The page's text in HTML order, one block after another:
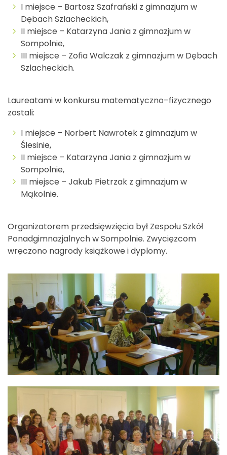
I miejsce – Bartosz Szafrański z gimnazjum w
Dębach Szlacheckich,
II miejsce – Katarzyna Jania z gimnazjum w
Sompolnie,
III miejsce – Zofia Walczak z gimnazjum w Dębach
Szlacheckich.
Laureatami w konkursu matematyczno–fizycznego
zostali:
I miejsce – Norbert Nawrotek z gimnazjum w
Ślesinie,
II miejsce – Katarzyna Jania z gimnazjum w
Sompolnie,
III miejsce – Jakub Pietrzak z gimnazjum w
Mąkolnie.
Organizatorem przedsięwzięcia był Zespołu Szkół
Ponadgimnazjalnych w Sompolnie. Zwycięzcom
wręczono nagrody książkowe i dyplomy.